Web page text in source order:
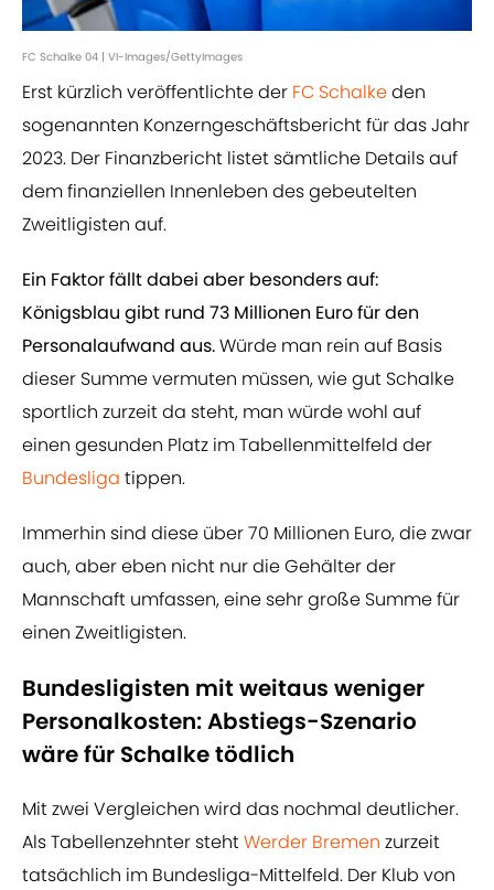
FC Schalke 04 | VI-Images/GettyImages
Erst kürzlich veröffentlichte der FC Schalkeden
sogenannten Konzerngeschäftsbericht für das Jahr
2023. Der Finanzbericht listet sämtliche Details auf
dem finanziellen Innenleben des gebeutelten
Zweitligisten auf.
Ein Faktor fällt dabei aber besonders auf:
Königsblau gibt rund 73 Millionen Euro für den
Personalaufwand aus.Würde man rein auf Basis
dieser Summe vermuten müssen, wie gut Schalke
sportlich zurzeit da steht, man würde wohl auf
einen gesunden Platz im Tabellenmittelfeld der
Bundesliga tippen.
Immerhin sind diese über 70 Millionen Euro, die zwar
auch, aber eben nicht nur die Gehälter der
Mannschaft umfassen, eine sehr große Summe für
einen Zweitligisten.
Bundesligisten mit weitaus weniger
Personalkosten: Abstiegs-Szenario
wäre für Schalke tödlich
Mit zwei Vergleichen wird das nochmal deutlicher.
Als Tabellenzehnter stehtWerder Bremen zurzeit
tatsächlich im Bundesliga-Mittelfeld. Der Klub von